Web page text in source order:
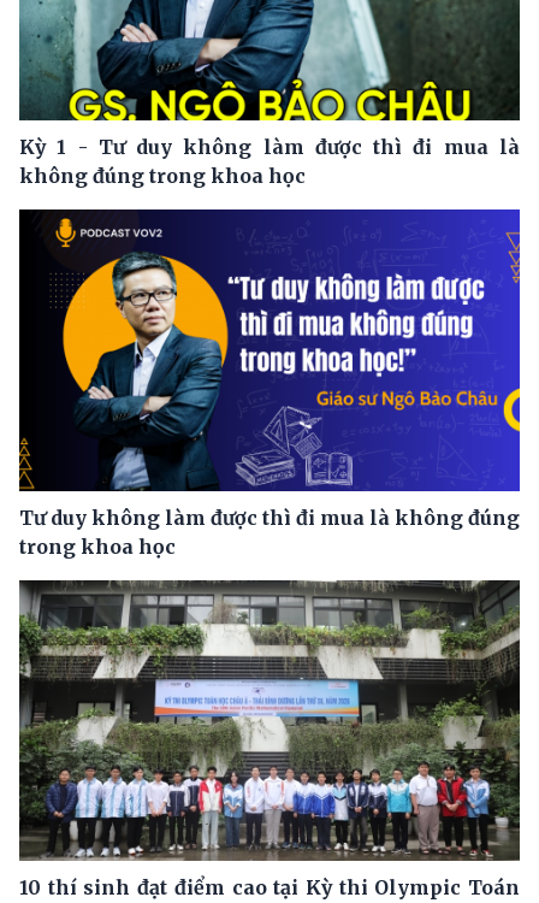
Kỳ 1 - Tư duy không làm được thì đi mua là
không đúng trong khoa học
Tư duy không làm được thì đi mua là không đúng
trong khoa học
10 thí sinh đạt điểm cao tại Kỳ thi Olympic Toán